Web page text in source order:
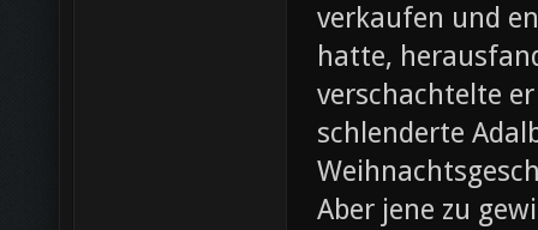
verkaufen und
hatte,
verschachtelte
schlenderte
Aber jene zu